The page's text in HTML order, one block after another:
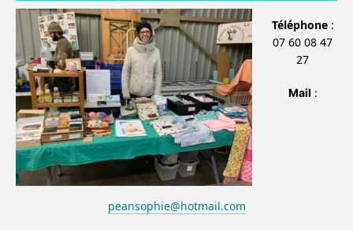
Téléphone:
07 60 08 47
27
Mail :
peansophie@hotmail.com